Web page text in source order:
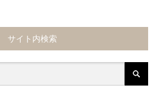
サイト内検索